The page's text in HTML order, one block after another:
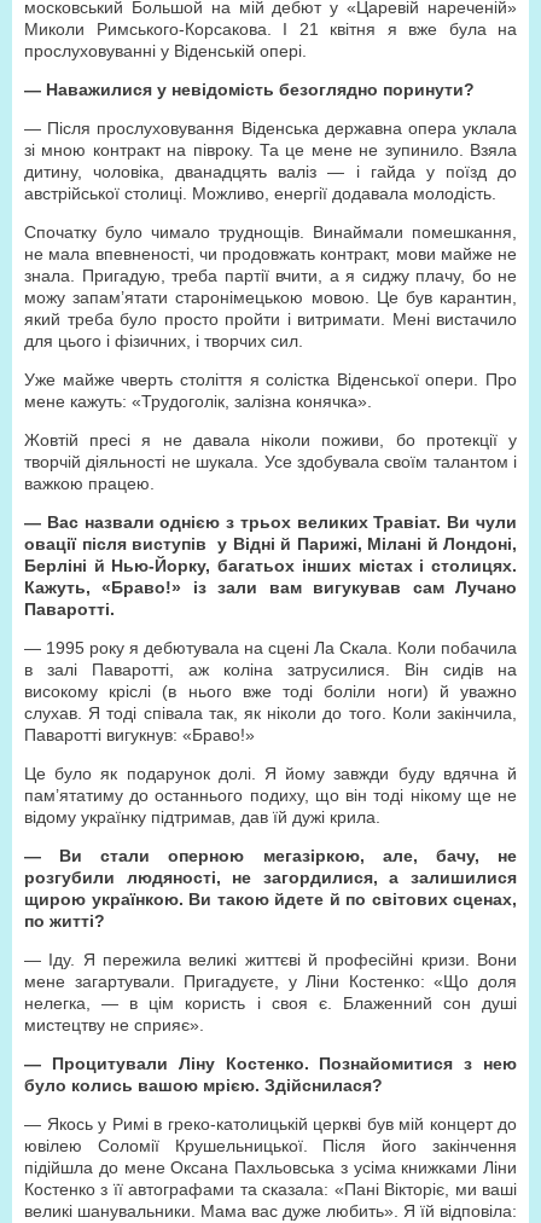
московський Большой на мій дебют у «Царевій нареченій»
Миколи Римського-Корсакова. І 21 квітня я вже була на
прослуховуванні у Віденській опері.
— Наважилися у невідомість безоглядно поринути?
— Після прослуховування Віденська державна опера уклала
зі мною контракт на півроку. Та це мене не зупинило. Взяла
дитину, чоловіка, дванадцять валіз — і гайда у поїзд до
австрійської столиці. Можливо, енергії додавала молодість.
Спочатку було чимало труднощів. Винаймали помешкання,
не мала впевненості, чи продовжать контракт, мови майже не
знала. Пригадую, треба партії вчити, а я сиджу плачу, бо не
можу запам’ятати старонімецькою мовою. Це був карантин,
який треба було просто пройти і витримати. Мені вистачило
для цього і фізичних, і творчих сил.
Уже майже чверть століття я солістка Віденської опери. Про
мене кажуть: «Трудоголік, залізна конячка».
Жовтій пресі я не давала ніколи поживи, бо протекції у
творчій діяльності не шукала. Усе здобувала своїм талантом і
важкою працею.
— Вас назвали однією з трьох великих Травіат. Ви чули
овації після виступів у Відні й Парижі, Мілані й Лондоні,
Берліні й Нью-Йорку, багатьох інших містах і столицях.
Кажуть, «Браво!» із зали вам вигукував сам Лучано
Паваротті.
— 1995 року я дебютувала на сцені Ла Скала. Коли побачила
в залі Паваротті, аж коліна затрусилися. Він сидів на
високому кріслі (в нього вже тоді боліли ноги) й уважно
слухав. Я тоді співала так, як ніколи до того. Коли закінчила,
Паваротті вигукнув: «Браво!»
Це було як подарунок долі. Я йому завжди буду вдячна й
пам’ятатиму до останнього подиху, що він тоді нікому ще не
відому українку підтримав, дав їй дужі крила.
— Ви стали оперною мегазіркою, але, бачу, не
розгубили людяності, не загордилися, а залишилися
щирою українкою. Ви такою йдете й по світових сценах,
по житті?
— Іду. Я пережила великі життєві й професійні кризи. Вони
мене загартували. Пригадуєте, у Ліни Костенко: «Що доля
нелегка, — в цім користь і своя є. Блаженний сон душі
мистецтву не сприяє».
— Процитували Ліну Костенко. Познайомитися з нею
було колись вашою мрією. Здійснилася?
— Якось у Римі в греко-католицькій церкві був мій концерт до
ювілею Соломії Крушельницької. Після його закінчення
підійшла до мене Оксана Пахльовська з усіма книжками Ліни
Костенко з її автографами та сказала: «Пані Вікторіє, ми ваші
великі шанувальники. Мама вас дуже любить». Я їй відповіла: